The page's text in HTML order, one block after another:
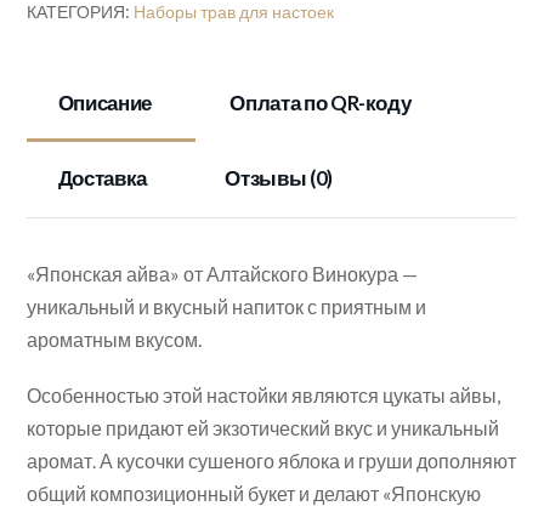
КАТЕГОРИЯ: Наборы трав для настоек
Описание Оплата по QR-коду
Доставка Отзывы (0)
«Японская айва» от Алтайского Винокура —
уникальный и вкусный напиток с приятным и
ароматным вкусом.
Особенностью этой настойки являются цукаты айвы,
которые придают ей экзотический вкус и уникальный
аромат. А кусочки сушеного яблока и груши дополняют
общий композиционный букет и делают «Японскую